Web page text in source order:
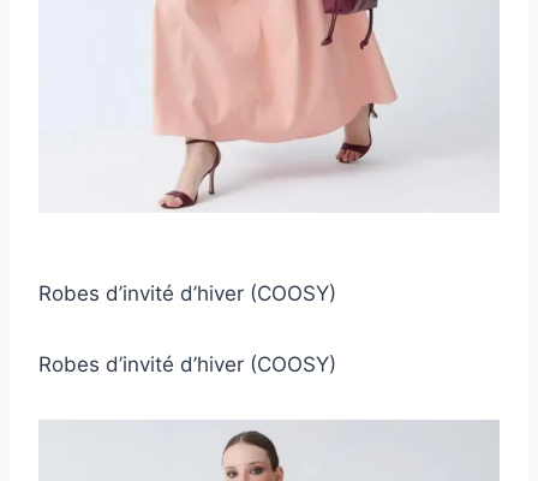
Robes d’invité d’hiver (COOSY)
Robes d’invité d’hiver (COOSY)